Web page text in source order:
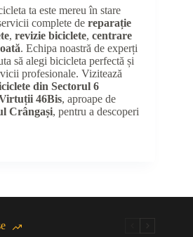
ta este mereu în stare
complete de reparație
, revizie biciclete, centrare
. Echipa noastră de experți
să alegi bicicleta perfectă și
profesionale. Vizitează
din Sectorul 6
46Bis, aproape de
Crângași, pentru a descoperi